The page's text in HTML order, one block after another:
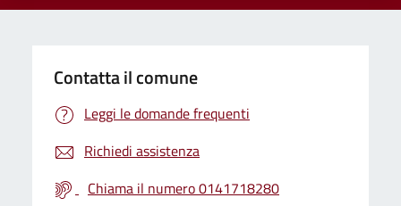
Contatta il comune
Leggi le domande frequenti
Richiedi assistenza
Chiama il numero 0141718280